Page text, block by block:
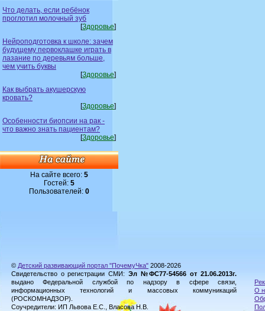
Что делать, если ребёнок
проглотил молочный зуб
[Здоровье]
Нейроподготовка к школе: зачем
будущему первоклашке играть в
лазание по деревьям больше,
чем учить буквы
[Здоровье]
Как выбрать акушерскую
кровать?
[Здоровье]
Особенности биопсии на рак -
что важно знать пациентам?
[Здоровье]
На сайте всего: 5
Гостей: 5
Пользователей: 0
© Детский развивающий портал "ПочемуЧка" 2008-2026
Свидетельство о регистрации СМИ: Эл №ФС77-54566 от 21.06.2013г.
выдано Федеральной службой по надзору в сфере связи,
информационных технологий и массовых коммуникаций
(РОСКОМНАДЗОР).
Соучредители: ИП Львова Е.С., Власова Н.В.
О